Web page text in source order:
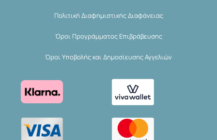
Πολιτική Διαφημιστικής Διαφάνειας
Όροι Προγράμματος Επιβράβευσης
Όροι Υποβολής και Δημοσίευσης Αγγελιών